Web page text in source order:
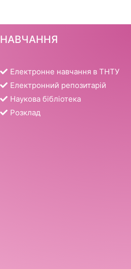
НАВЧАННЯ
Електронне навчання в ТНТУ
Електронний репозитарій
Наукова бібліотека
Розклад